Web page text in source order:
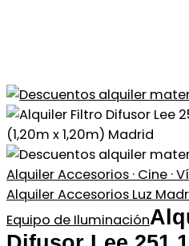
Alquiler Accesorios · Cine ·
Alquiler Accesorios Luz
Equipo de Iluminación